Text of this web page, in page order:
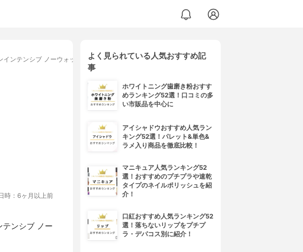
ンテンシブ ノーウォッシュアンプルトリートメント
時：6ヶ月以上前
テンシブ ノー
よく見られている人気おすすめ記
事
ホワイトニング歯磨き粉おすす
めランキング52選！口コミの多
い市販品を中心に
アイシャドウおすすめ人気ラン
キング52選！パレット&単色&
ラメ入り商品を徹底比較！
マニキュア人気ランキング52
選！おすすめのプチプラや速乾
タイプのネイルポリッシュを紹
介！
口紅おすすめ人気ランキング52
選！落ちないリップをプチプ
ラ・デパコス別に紹介！